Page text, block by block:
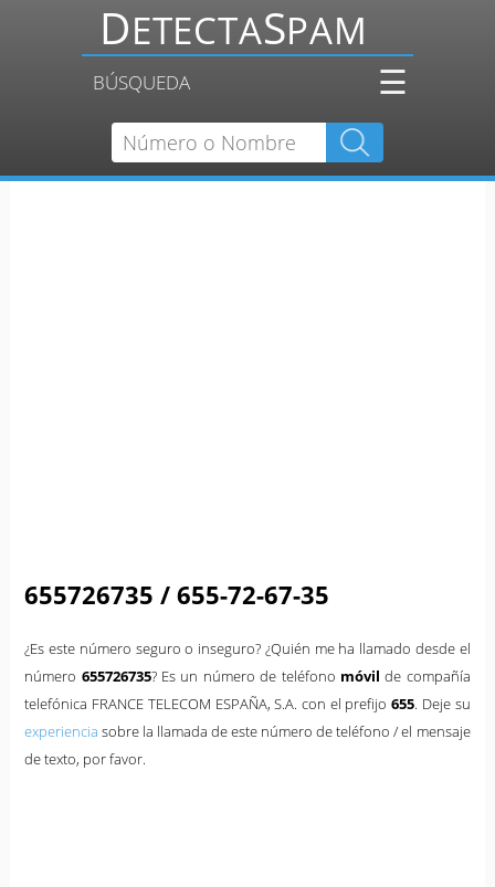
BÚSQUEDA ☰
655726735 / 655-72-67-35
¿Es este número seguro o inseguro? ¿Quién me ha llamado desde el
número 655726735? Es un número de teléfono móvil de compañía
telefónica FRANCE TELECOM ESPAÑA, S.A. con el prefijo655. Deje su
experiencia sobre la llamada de este número de teléfono / el mensaje
de texto, por favor.